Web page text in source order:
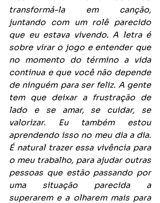
transformá-la em canção,
juntando com um rolê parecido
que eu estava vivendo. A letra é
sobre virar o jogo e entender que
no momento do término a vida
continua e que você não depende
de ninguém para ser feliz. A gente
tem que deixar a frustração de
lado e se amar, se cuidar, se
valorizar. Eu também estou
aprendendo isso no meu dia a dia.
É natural trazer essa vivência para
o meu trabalho, para ajudar outras
pessoas que estão passando por
uma situação parecida a
superarem e a olharem mais para